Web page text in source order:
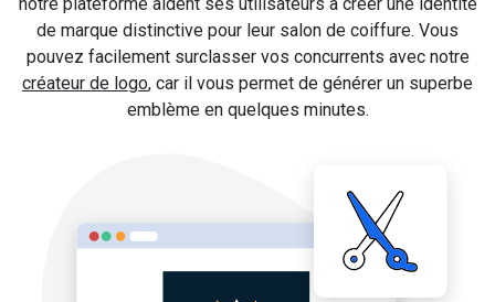
de marque distinctive pour leur salon de coiffure. Vous
pouvez facilement surclasser vos concurrents avec notre
créateur de logo, car il vous permet de générer un superbe
emblème en quelques minutes.